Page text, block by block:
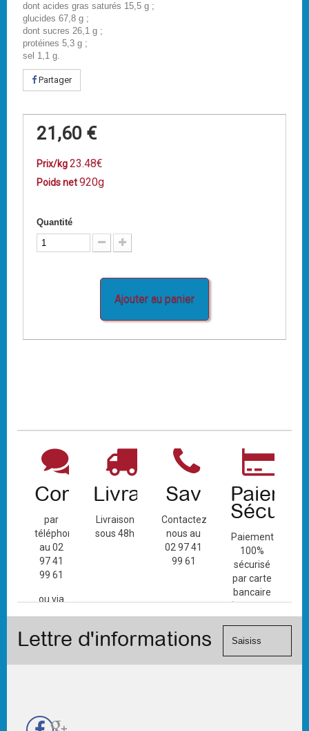
dont acides gras saturés 15,5 g ;
glucides 67,8 g ;
dont sucres 26,1 g ;
protéines 5,3 g ;
sel 1,1 g.
Partager
21,60 €
Prix/kg23.48€
Poids net920g
Quantité
Ajouter au panier
Contact
par
téléphone
au 02
97 41
99 61
ou via
de
Livraison
Livraison
sous 48h
Sav
Contactez-
nous au
02 97 41
99 61
Paiement
100%
sécurisé
par carte
bancaire
(Mastercard,
Visa, ...) et
Lettre d'informations